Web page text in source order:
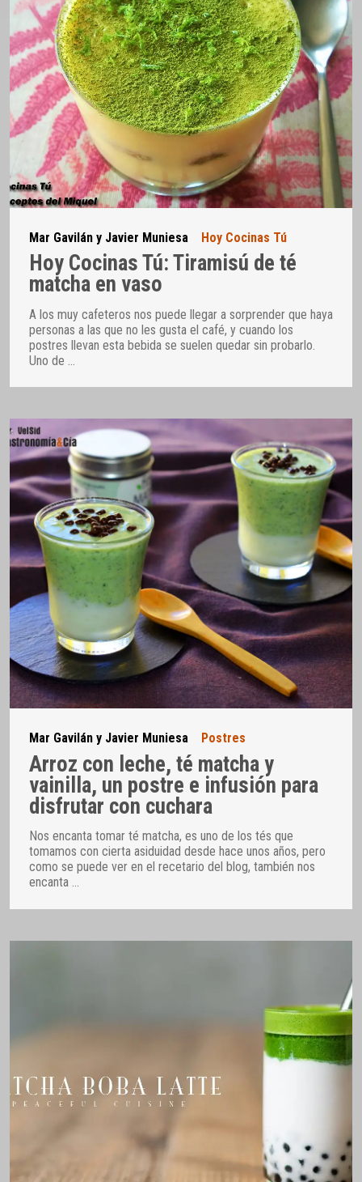
Mar Gavilán y Javier Muniesa Hoy Cocinas Tú
Hoy Cocinas Tú: Tiramisú de té
matcha en vaso
A los muy cafeteros nos puede llegar a sorprender que haya
personas a las que no les gusta el café, y cuando los
postres llevan esta bebida se suelen quedar sin probarlo.
Uno de
Mar Gavilán y Javier Muniesa Postres
Arroz con leche, té matcha y
vainilla, un postre e infusión para
disfrutar con cuchara
Nos encanta tomar té matcha, es uno de los tés que
tomamos con cierta asiduidad desde hace unos años, pero
como se puede ver en el recetario del blog, también nos
encanta …